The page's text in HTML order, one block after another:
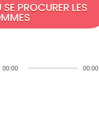
SE PROCURER LES
00:00 00:00